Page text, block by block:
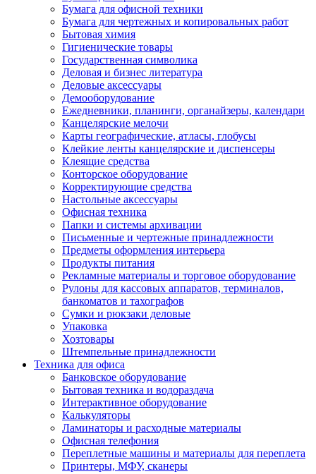
Бумага для офисной техники
Бумага для чертежных и копировальных работ
Бытовая химия
Гигиенические товары
Государственная символика
Деловая и бизнес литература
Деловые аксессуары
Демооборудование
Ежедневники, планинги, органайзеры, календари
Канцелярские мелочи
Карты географические, атласы, глобусы
Клейкие ленты канцелярские и диспенсеры
Клеящие средства
Конторское оборудование
Корректирующие средства
Настольные аксессуары
Офисная техника
Папки и системы архивации
Письменные и чертежные принадлежности
Предметы оформления интерьера
Продукты питания
Рекламные материалы и торговое оборудование
Рулоны для кассовых аппаратов, терминалов,
банкоматов и тахографов
Сумки и рюкзаки деловые
Упаковка
Хозтовары
Штемпельные принадлежности
Техника для офиса
Банковское оборудование
Бытовая техника и водораздача
Интерактивное оборудование
Калькуляторы
Ламинаторы и расходные материалы
Офисная телефония
Переплетные машины и материалы для переплета
Принтеры, МФУ, сканеры